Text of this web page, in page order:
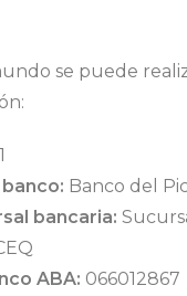
se puede
1
Banco del
bancaria:
ABA: 066012867